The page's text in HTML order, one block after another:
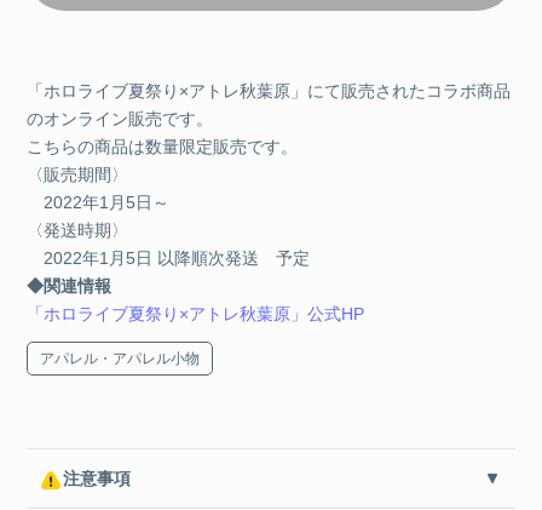
「ホロライブ夏祭り×アトレ秋葉原」にて販売されたコラボ商品
のオンライン販売です。
こちらの商品は数量限定販売です。
〈販売期間〉
2022年1月5日～
〈発送時期〉
2022年1月5日 以降順次発送 予定
◆関連情報
「ホロライブ夏祭り×アトレ秋葉原」公式HP
アパレル・アパレル小物
注意事項